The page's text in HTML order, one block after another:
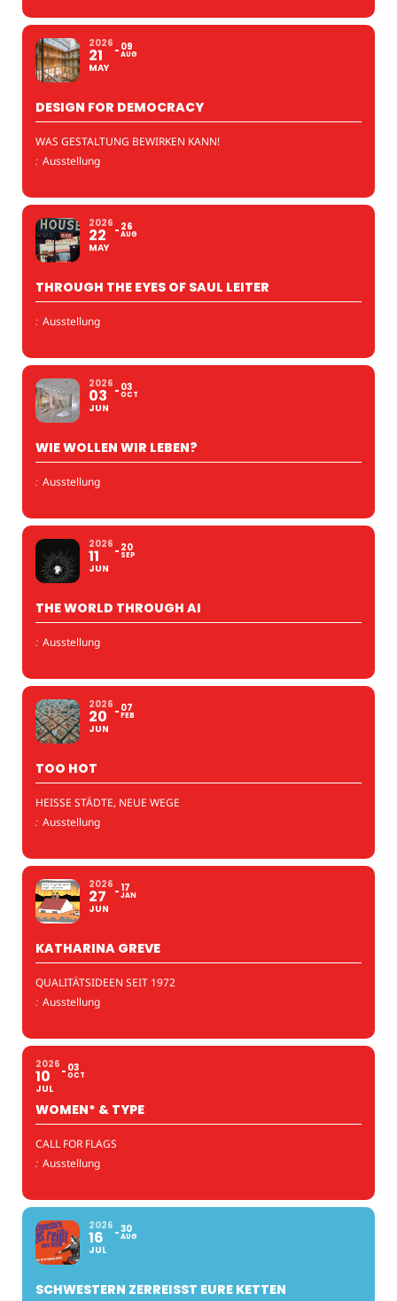
2026
21
MAY
09
AUG
DESIGN FOR DEMOCRACY
WAS GESTALTUNG BEWIRKEN KANN!
: Ausstellung
2026
22
MAY
26
AUG
THROUGH THE EYES OF SAUL LEITER
: Ausstellung
2026
03
JUN
03
OCT
WIE WOLLEN WIR LEBEN?
: Ausstellung
2026
11
JUN
20
SEP
THE WORLD THROUGH AI
: Ausstellung
2026
20
JUN
07
FEB
TOO HOT
HEISSE STÄDTE, NEUE WEGE
: Ausstellung
2026
27
JUN
17
JAN
KATHARINA GREVE
QUALITÄTSIDEEN SEIT 1972
: Ausstellung
2026
10
JUL
03
OCT
WOMEN* & TYPE
CALL FOR FLAGS
: Ausstellung
2026
16
JUL
30
AUG
SCHWESTERN ZERREISST EURE KETTEN